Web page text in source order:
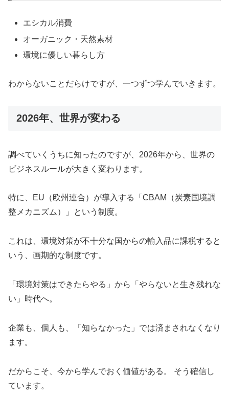
エシカル消費
オーガニック・天然素材
環境に優しい暮らし方
わからないことだらけですが、一つずつ学んでいきます。
2026年、世界が変わる
調べていくうちに知ったのですが、2026年から、世界の
ビジネスルールが大きく変わります。
特に、EU（欧州連合）が導入する「CBAM（炭素国境調
整メカニズム）」という制度。
これは、環境対策が不十分な国からの輸入品に課税すると
いう、画期的な制度です。
「環境対策はできたらやる」から「やらないと生き残れな
い」時代へ。
企業も、個人も、「知らなかった」では済まされなくなり
ます。
だからこそ、今から学んでおく価値がある。 そう確信し
ています。